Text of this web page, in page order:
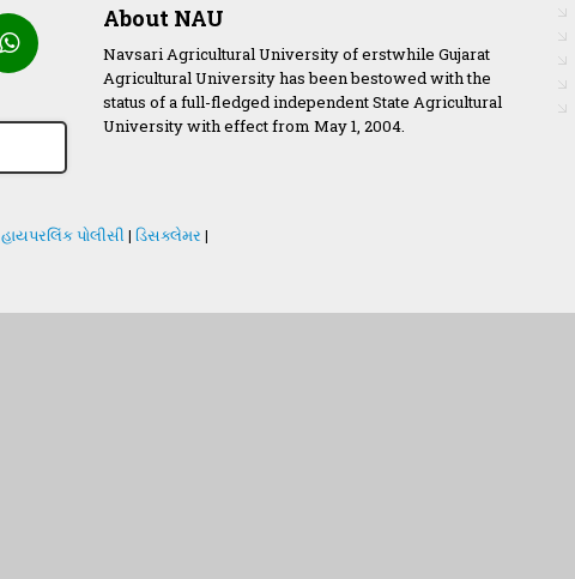
About NAU
Navsari Agricultural University of erstwhile Gujarat
Agricultural University has been bestowed with the
status of a full-fledged independent State Agricultural
University with effect from May 1, 2004.
હાયપરલિંક પોલીસી | ડિસક્લેમર |